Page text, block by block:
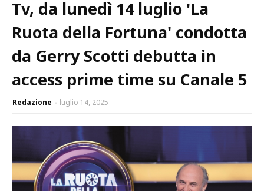
Tv, da lunedì 14 luglio 'La
Ruota della Fortuna' condotta
da Gerry Scotti debutta in
access prime time su Canale 5
Redazione luglio 14, 2025